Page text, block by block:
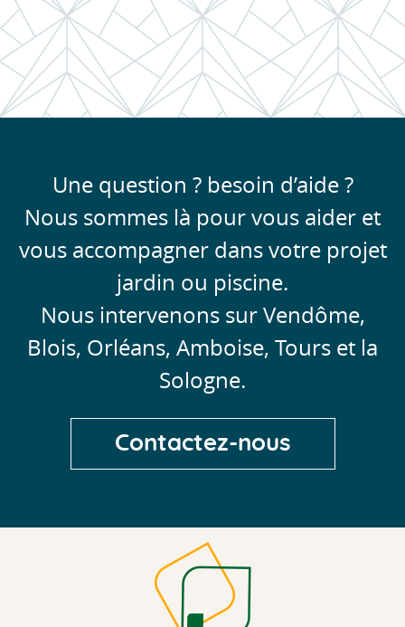
Une question ? besoin d’aide ?
Nous sommes là pour vous aider et
vous accompagner dans votre projet
jardin ou piscine.
Nous intervenons sur Vendôme,
Blois, Orléans, Amboise, Tours et la
Sologne.
Contactez-nous